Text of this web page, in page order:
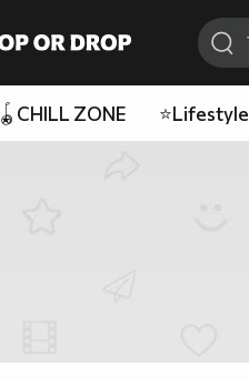
🪀CHILL ZONE ⭐Lifestyle